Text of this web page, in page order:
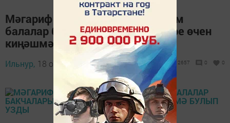
Мәгариф идарәсендә мәктәп һәм
балалар бакчалары җитәкчеләре өчен
киңәшмә булып узды
Ильнур, 18 октябрь 2014 - 11:27 2657 0 0